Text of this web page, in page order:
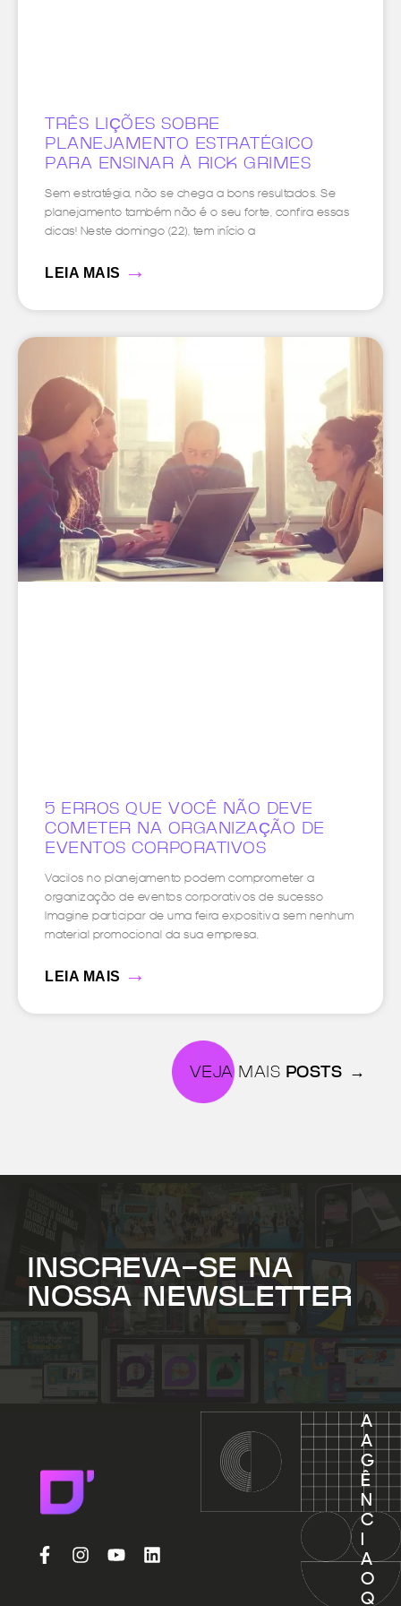
TRÊS LIÇÕES SOBRE
PLANEJAMENTO ESTRATÉGICO
PARA ENSINAR À RICK GRIMES
Sem estratégia, não se chega a bons resultados. Se
planejamento também não é o seu forte, confira essas
dicas! Neste domingo (22), tem início a
LEIA MAIS →
5 ERROS QUE VOCÊ NÃO DEVE
COMETER NA ORGANIZAÇÃO DE
EVENTOS CORPORATIVOS
Vacilos no planejamento podem comprometer a
organização de eventos corporativos de sucesso
Imagine participar de uma feira expositiva sem nenhum
material promocional da sua empresa,
LEIA MAIS →
VEJA MAIS POSTS →
INSCREVA-SE NA
NOSSA NEWSLETTER
A
A
G
Ê
N
C
I
A
O
Q